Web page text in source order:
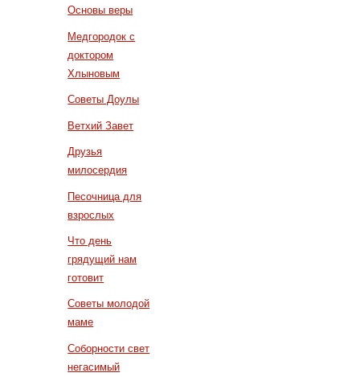
Основы веры
Медгородок с
доктором
Хлыновым
Советы Доулы
Ветхий Завет
Друзья
милосердия
Песочница для
взрослых
Что день
грядущий нам
готовит
Советы молодой
маме
Соборности свет
негасимый